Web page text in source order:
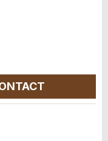
une copie